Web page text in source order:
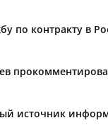
по контракту в
источник